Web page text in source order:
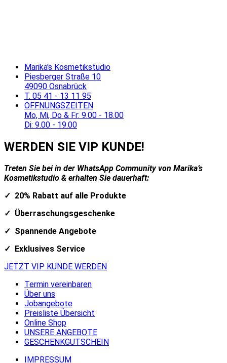
Marika's Kosmetikstudio
Piesberger Straße 10
49090 Osnabrück
T. 05 41 - 13 11 95
ÖFFNUNGSZEITEN
Mo, Mi, Do & Fr: 9.00 - 18.00
Di: 9.00 - 19.00
WERDEN SIE VIP KUNDE!
Treten Sie bei in der WhatsApp Community von Marika’s
Kosmetikstudio & erhalten Sie dauerhaft:
✓ 20% Rabatt auf alle Produkte
✓ Überraschungsgeschenke
✓ Spannende Angebote
✓ Exklusives Service
JETZT VIP KUNDE WERDEN
Termin vereinbaren
Über uns
Jobangebote
Preisliste Übersicht
Online Shop
UNSERE ANGEBOTE
GESCHENKGUTSCHEIN
IMPRESSUM